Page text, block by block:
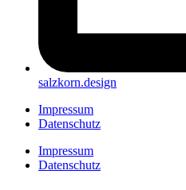
salzkorn.design
Impressum
Datenschutz
Impressum
Datenschutz